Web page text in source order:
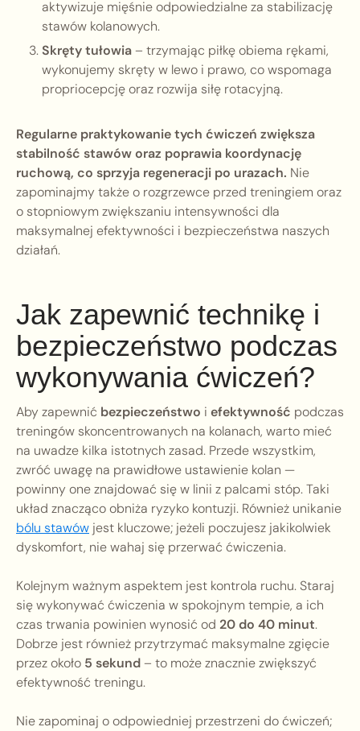
aktywizuje mięśnie odpowiedzialne za stabilizację
stawów kolanowych.
Skręty tułowia– trzymając piłkę obiema rękami,
wykonujemy skręty w lewo i prawo, co wspomaga
propriocepcję oraz rozwija siłę rotacyjną.
Regularne praktykowanie tych ćwiczeń zwiększa
stabilność stawów oraz poprawia koordynację
ruchową, co sprzyja regeneracji po urazach. Nie
zapominajmy także o rozgrzewce przed treningiem oraz
o stopniowym zwiększaniu intensywności dla
maksymalnej efektywności i bezpieczeństwa naszych
działań.
Jak zapewnić technikę i
bezpieczeństwo podczas
wykonywania ćwiczeń?
Aby zapewnić bezpieczeństwo i efektywność podczas
treningów skoncentrowanych na kolanach, warto mieć
na uwadze kilka istotnych zasad. Przede wszystkim,
zwróć uwagę na prawidłowe ustawienie kolan —
powinny one znajdować się w linii z palcami stóp. Taki
układ znacząco obniża ryzyko kontuzji. Również unikanie
bólu stawów jest kluczowe; jeżeli poczujesz jakikolwiek
dyskomfort, nie wahaj się przerwać ćwiczenia.
Kolejnym ważnym aspektem jest kontrola ruchu. Staraj
się wykonywać ćwiczenia w spokojnym tempie, a ich
czas trwania powinien wynosić od 20 do 40 minut.
Dobrze jest również przytrzymać maksymalne zgięcie
przez około 5 sekund– to może znacznie zwiększyć
efektywność treningu.
Nie zapominaj o odpowiedniej przestrzeni do ćwiczeń;